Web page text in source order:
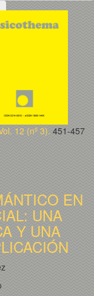
12 (nº 3). 451-457
EN
UNA
Y UNA